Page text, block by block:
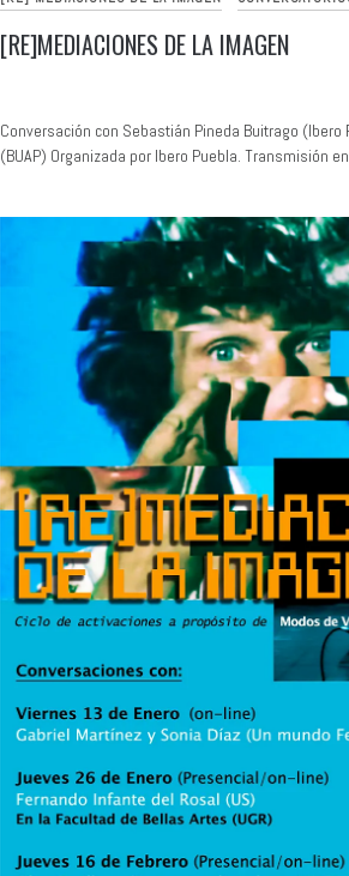
[RE]MEDIACIONES DE LA IMAGEN
Conversación con Sebastián Pineda Buitrago (Ibero
(BUAP) Organizada por Ibero Puebla. Transmisión